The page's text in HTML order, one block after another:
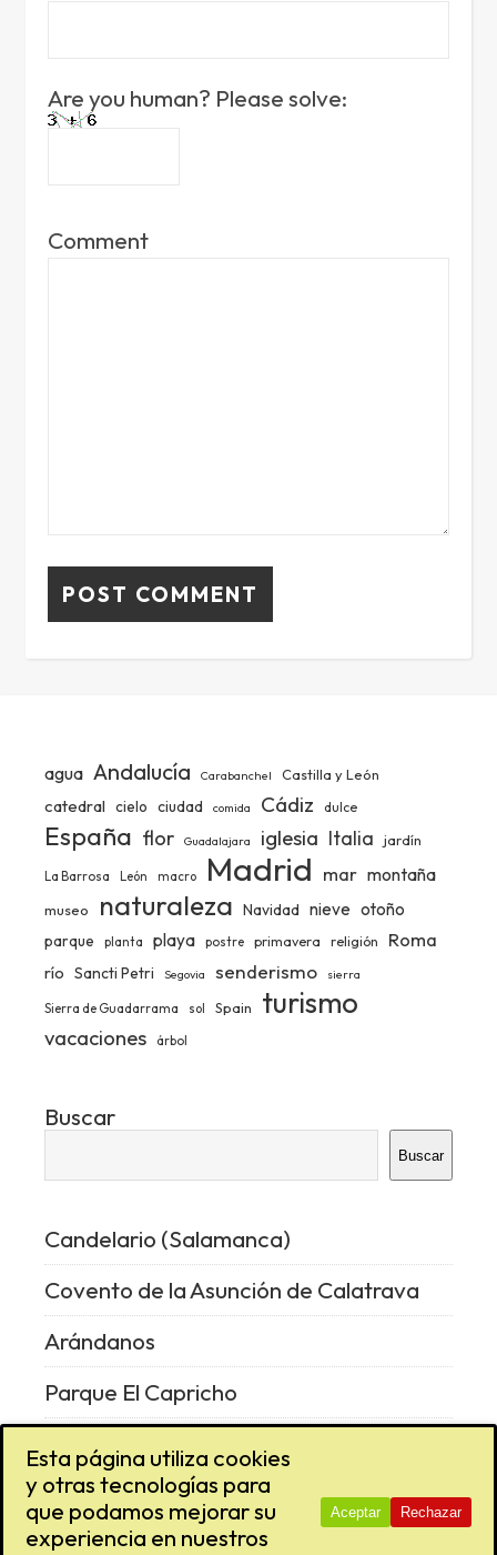
Are you human? Please solve:
Comment
agua Andalucía Carabanchel Castilla y León
catedral cielo ciudad comida Cádiz dulce
España flor Guadalajara iglesia Italia jardín
La Barrosa León macro Madrid mar montaña
museo naturaleza Navidad nieve otoño
parque planta playa postre primavera religión Roma
río Sancti Petri Segovia senderismo sierra
Sierra de Guadarrama sol Spain turismo
vacaciones árbol
Buscar
Buscar
Candelario (Salamanca)
Covento de la Asunción de Calatrava
Arándanos
Parque El Capricho
Vencejo
Esta página utiliza cookies
y otras tecnologías para
que podamos mejorar su
experiencia en nuestros
Aceptar Rechazar